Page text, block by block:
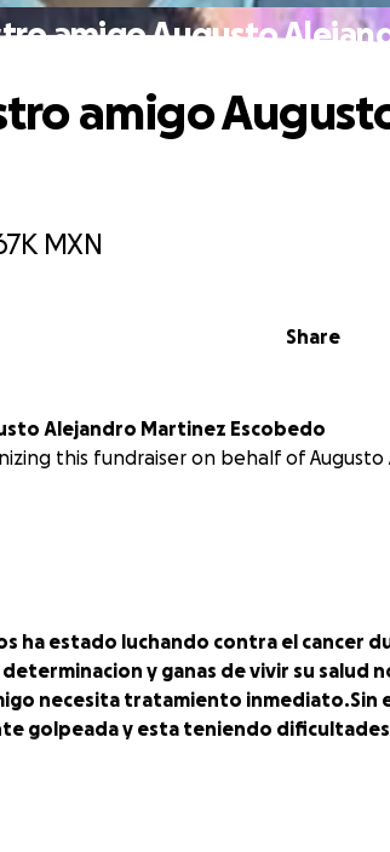
amigo Augusto
MXN
Share
amigo
Augusto Alejandro Martinez Escobedo
this fundraiser on behalf of Augusto
ha estado luchando contra el cancer
y ganas de vivir su salud
necesita tratamiento inmediato.Sin
golpeada y esta teniendo